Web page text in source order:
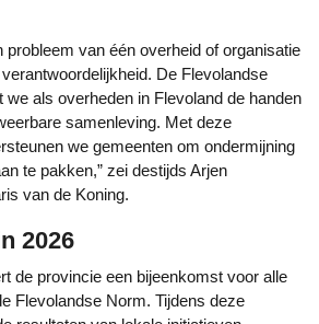
De Flevolandse
we als overheden in Flevoland de handen
samenleving. Met deze
we gemeenten om ondermijning
te pakken,” zei destijds Arjen
van de Koning.
2026
Flevolandse Norm. Tijdens deze